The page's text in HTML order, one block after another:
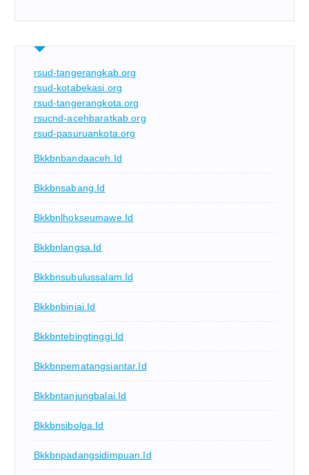
rsud-tangerangkab.org
rsud-kotabekasi.org
rsud-tangerangkota.org
rsucnd-acehbaratkab.org
rsud-pasuruankota.org
Bkkbnbandaaceh.id
Bkkbnsabang.id
Bkkbnlhokseumawe.id
Bkkbnlangsa.id
Bkkbnsubulussalam.id
Bkkbnbinjai.id
Bkkbntebingtinggi.id
Bkkbnpematangsiantar.id
Bkkbntanjungbalai.id
Bkkbnsibolga.id
Bkkbnpadangsidimpuan.id